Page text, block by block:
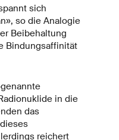
sich
so die Analogie
Beibehaltung
Bindungsaffinität
in die
das
reichert